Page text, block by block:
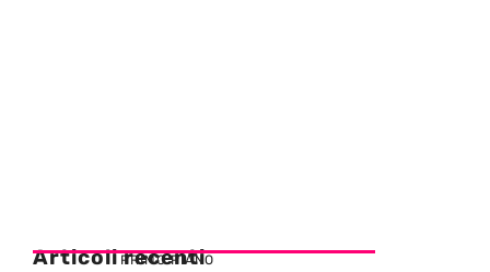
Articoli recenti
PRIMO PIANO